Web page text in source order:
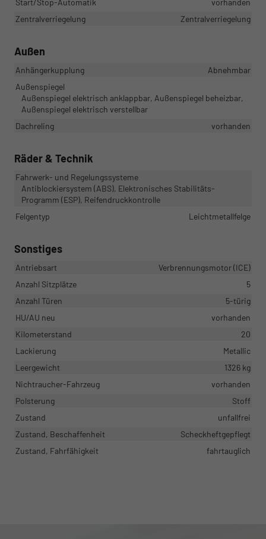
Start/Stop-Automatik
vorhanden
Zentralverriegelung
Zentralverriegelung
Außen
Anhängerkupplung
Abnehmbar
Außenspiegel
Außenspiegel elektrisch anklappbar, Außenspiegel beheizbar,
Außenspiegel elektrisch verstellbar
Dachreling
vorhanden
Räder & Technik
Fahrwerk- und Regelungssysteme
Antiblockiersystem (ABS), Elektronisches Stabilitäts-
Programm (ESP), Reifendruckkontrolle
Felgentyp
Leichtmetallfelge
Sonstiges
Antriebsart
Verbrennungsmotor (ICE)
Anzahl Sitzplätze
5
Anzahl Türen
5-türig
HU/AU neu
vorhanden
Kilometerstand
20
Lackierung
Metallic
Leergewicht
1326 kg
Nichtraucher-Fahrzeug
vorhanden
Polsterung
Stoff
Zustand
unfallfrei
Zustand, Beschaffenheit
Scheckheftgepflegt
Zustand, Fahrfähigkeit
fahrtauglich